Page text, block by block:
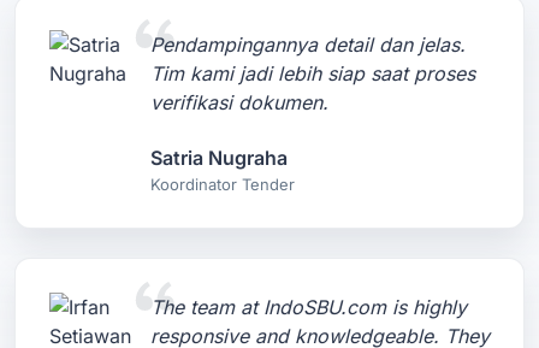
Pendampingannya detail dan jelas.
Tim kami jadi lebih siap saat proses
verifikasi dokumen.
Satria Nugraha
Koordinator Tender
The team at IndoSBU.com is highly
responsive and knowledgeable. They